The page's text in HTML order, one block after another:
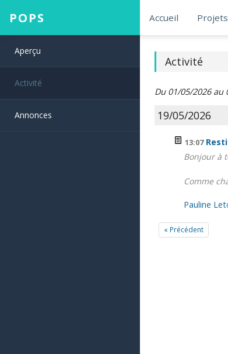
POPS Accueil Projets
Aperçu
Activité
Annonces
Activité
Du 01/05/2026 au
19/05/2026
13:07
Bonjour à
Comme
Pauline
« Précédent